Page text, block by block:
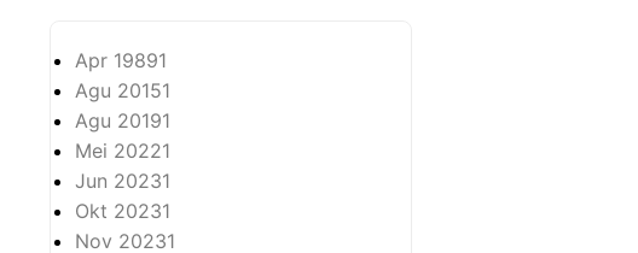
Apr 19891
Agu 20151
Agu 20191
Mei 20221
Jun 20231
Okt 20231
Nov 20231